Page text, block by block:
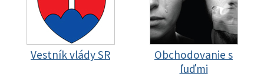
Vestník vlády SR
Obchodovanie s
ľuďmi